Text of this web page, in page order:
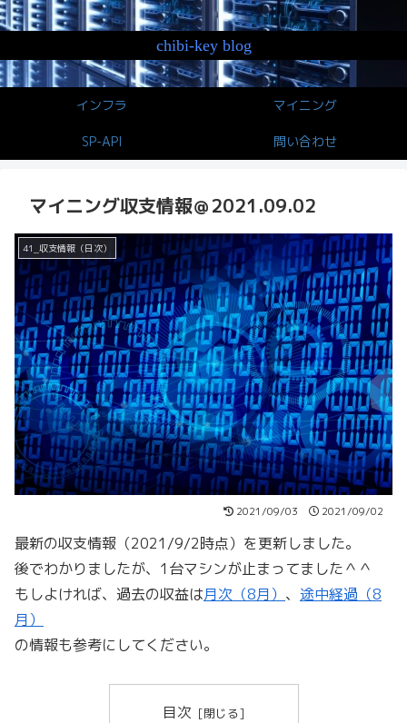
chibi-key blog
インフラ マイニング
SP-API 問い合わせ
マイニング収支情報＠2021.09.02
41_収支情報（日次）
2021/09/03 2021/09/02
最新の収支情報（2021/9/2時点）を更新しました。
後でわかりましたが、1台マシンが止まってました＾＾
もしよければ、過去の収益は月次（8月） 、 途中経過（8
月）
の情報も参考にしてください。
目次